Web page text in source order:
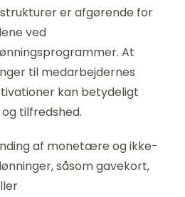
er afgørende for
ved
At
til medarbejdernes
kan betydeligt
tilfredshed.
af monetære og ikke-
såsom gavekort,